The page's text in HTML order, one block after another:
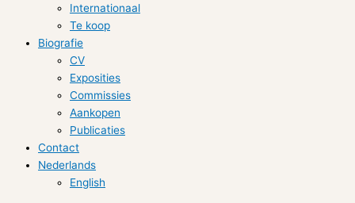
Internationaal
Te koop
Biografie
CV
Exposities
Commissies
Aankopen
Publicaties
Contact
Nederlands
English